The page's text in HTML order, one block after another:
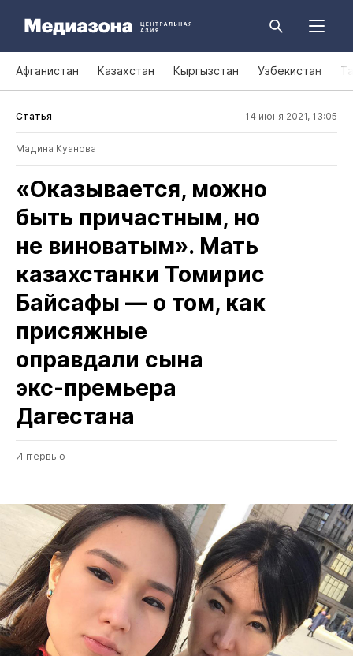
Афганистан Казахстан Кыргызстан Узбекистан
Статья 14 июня 2021, 13:05
Мадина Куанова
«Оказывается, можно
быть причастным, но
не виноватым». Мать
казахстанки Томирис
Байсафы — о том, как
присяжные
оправдали сына
экс‑премьера
Дагестана
Интервью